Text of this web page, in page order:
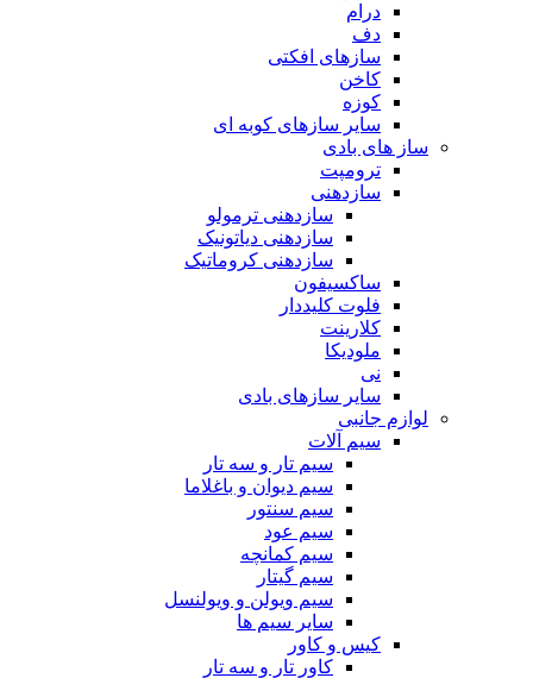
درام
دف
سازهای افکتی
کاخن
کوزه
سایر سازهای کوبه ای
ساز های بادی
ترومپت
سازدهنی
سازدهنی ترمولو
سازدهنی دیاتونیک
سازدهنی کروماتیک
ساکسیفون
فلوت کلیددار
کلارینت
ملودیکا
نی
سایر سازهای بادی
لوازم جانبی
سیم آلات
سیم تار و سه تار
سیم دیوان و باغلاما
سیم سنتور
سیم عود
سیم کمانچه
سیم گیتار
سیم ویولن و ویولنسل
سایر سیم ها
کیس و کاور
کاور تار و سه تار